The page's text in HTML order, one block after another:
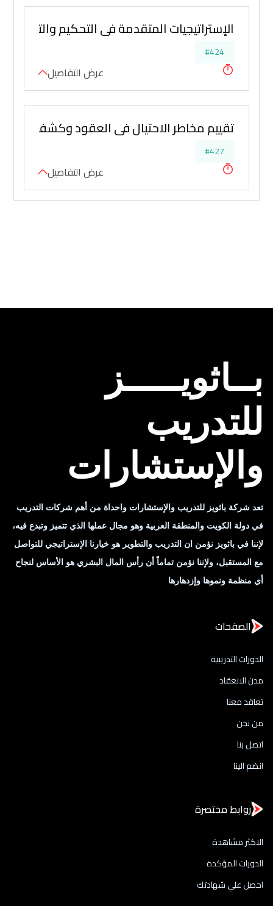
الإستراتيجيات المتقدمة في التحكيم
#424
عرض التفاصيل
تقييم مخاطر الاحتيال في العقود وكشف
#427
عرض التفاصيل
بــاثويـــــز
للتدريب
والإستشارات
تعد شركة باثويز للتدريب والإستشارات واحداة من أهم شركات التدريب
في دولة الكويت والمنطقة العربية وهو مجال عملها الذي تتميز وتبدع فيه،
لإننا في باثويز نؤمن ان التدريب والتطوير هو خيارنا الإستراتيجي للتواصل
مع المستقبل، ولإننا نؤمن تماماً أن رأس المال البشري هو الأساس لنجاح
أي منظمة ونموها وإزدهارها
الصفحات
الدورات التدريبية
مدن الانعقاد
تعاقد معنا
من نحن
اتصل بنا
انضم الينا
روابط مختصرة
الاكثر مشاهدة
الدورات المؤكدة
احصل علي شهادتك